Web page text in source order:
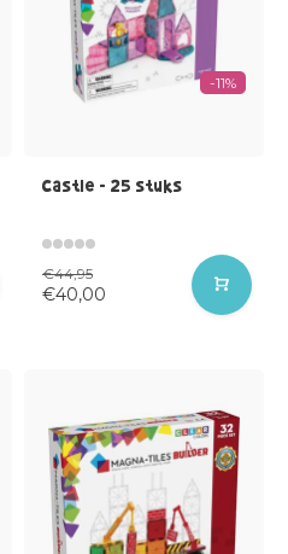
-11%
Castle - 25 stuks
€44,95
€40,00